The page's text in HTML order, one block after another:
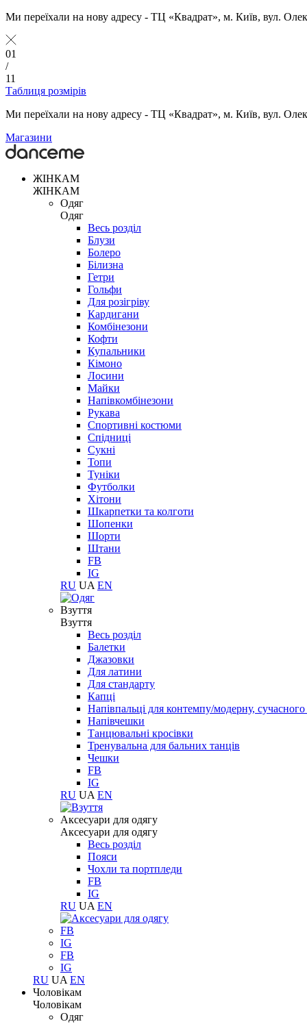
Ми переїхали на нову адресу - ТЦ «Квадрат», м. Київ, вул.
01
/
11
Таблиця розмірів
Ми переїхали на нову адресу - ТЦ «Квадрат», м. Київ, вул.
Магазини
ЖІНКАМ
ЖІНКАМ
Одяг
Одяг
Весь розділ
Блузи
Болеро
Білизна
Гетри
Гольфи
Для розігріву
Кардигани
Комбінезони
Кофти
Купальники
Кімоно
Лосини
Майки
Напівкомбінезони
Рукава
Спортивні костюми
Спідниці
Сукні
Топи
Туніки
Футболки
Хітони
Шкарпетки та колготи
Шопенки
Шорти
Штани
FB
IG
RU UA EN
Взуття
Взуття
Весь розділ
Балетки
Джазовки
Для латини
Для стандарту
Капці
Напівпальці для контемпу/модерну,
Напівчешки
Танцювальні кросівки
Тренувальна для бальних танців
Чешки
FB
IG
RU UA EN
Aксесуари для одягу
Aксесуари для одягу
Весь розділ
Пояси
Чохли та портпледи
FB
IG
RU UA EN
FB
IG
FB
IG
RU UA EN
Чоловікам
Чоловікам
Одяг